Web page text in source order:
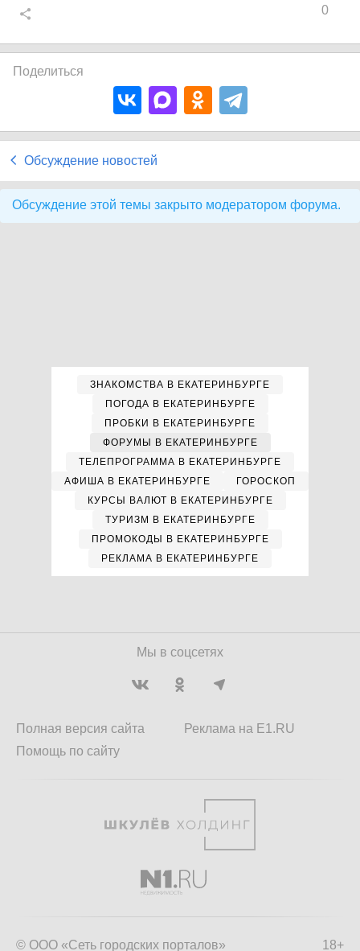
0
Поделиться
Обсуждение новостей
Обсуждение этой темы закрыто модератором форума.
ЗНАКОМСТВА В ЕКАТЕРИНБУРГЕ
ПОГОДА В ЕКАТЕРИНБУРГЕ
ПРОБКИ В ЕКАТЕРИНБУРГЕ
ФОРУМЫ В ЕКАТЕРИНБУРГЕ
ТЕЛЕПРОГРАММА В ЕКАТЕРИНБУРГЕ
АФИША В ЕКАТЕРИНБУРГЕ
ГОРОСКОП
КУРСЫ ВАЛЮТ В ЕКАТЕРИНБУРГЕ
ТУРИЗМ В ЕКАТЕРИНБУРГЕ
ПРОМОКОДЫ В ЕКАТЕРИНБУРГЕ
РЕКЛАМА В ЕКАТЕРИНБУРГЕ
Мы в соцсетях
Полная версия сайта
Помощь по сайту
Реклама на E1.RU
18+
© ООО «Сеть городских порталов»